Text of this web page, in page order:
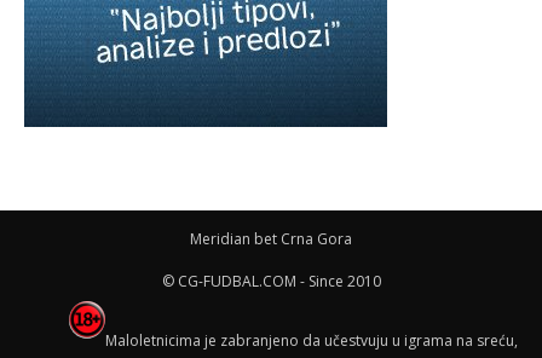
Meridian bet Crna Gora
© CG-FUDBAL.COM - Since 2010
Maloletnicima je zabranjeno da učestvuju u igrama na sreću,